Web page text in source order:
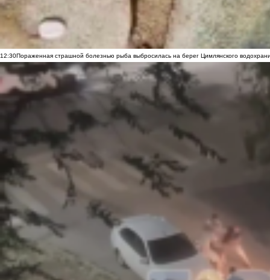
12:30Пораженная страшной болезнью рыба выбросилась на берег Цимлянского